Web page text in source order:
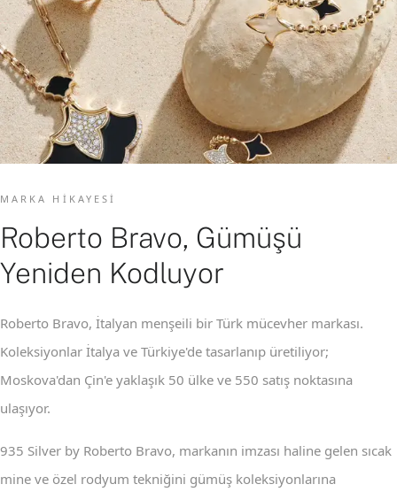
MARKA HIKAYESI
Roberto Bravo, Gümüşü
Yeniden Kodluyor
Roberto Bravo, İtalyan menşeili bir Türk mücevher markası.
Koleksiyonlar İtalya ve Türkiye'de tasarlanıp üretiliyor;
Moskova'dan Çin'e yaklaşık 50 ülke ve 550 satış noktasına
ulaşıyor.
935 Silver by Roberto Bravo, markanın imzası haline gelen sıcak
mine ve özel rodyum tekniğini gümüş koleksiyonlarına